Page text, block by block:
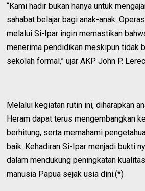
“Kami hadir bukan hanya untuk
sahabat belajar bagi anak-anak.
melalui Si-Ipar ingin memastikan
menerima pendidikan meskipun tidak
sekolah formal,” ujar AKP John P.
Melalui kegiatan rutin ini, diharapkan
Heram dapat terus mengembangkan
berhitung, serta memahami
baik. Kehadiran Si-Ipar menjadi bukti
dalam mendukung peningkatan
manusia Papua sejak usia dini.(*)